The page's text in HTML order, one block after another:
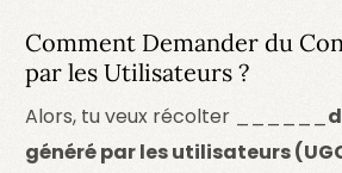
Comment Demander du
par les Utilisateurs ?
Alors, tu veux récolter ______
généré par les utilisateurs